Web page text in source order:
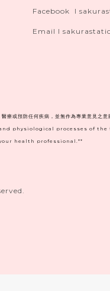
Facebook I
Email I
療或預防任何疾病，並無作為專業意見之意
physiological processes of the
health professional.**